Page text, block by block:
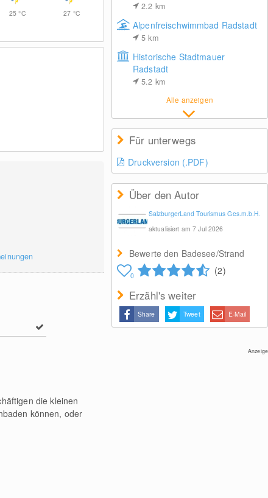
2.2 km
Alpenfreischwimmbad Radstadt
5km
Historische Stadtmauer
Radstadt
5.2 km
Alle anzeigen
Für unterwegs
Druckversion (.PDF)
Über den Autor
SalzburgerLand Tourismus Ges.m.b.H.
aktualisiert am 7 Jul 2026
Bewerte den Badesee/Strand
0 (2)
Erzähl's weiter
Share Tweet E-Mail
Anzeige
25°C 27 °C
die kleinen
können, oder